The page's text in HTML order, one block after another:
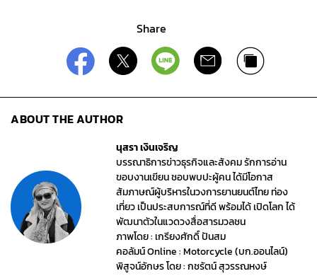
Share
ABOUT THE AUTHOR
นุสรา เงินเจริญ
บรรณาธิการข่าวธุรกิจและสังคม รักการอ่าน
ขอบงานเขียน ชอบพบปะผู้คน ได้มีโอกาส
สัมภาษณ์ผู้บริหารในวงการยานยนต์ไทย ท่อง
เที่ยว เป็นประสบการณ์ที่ดี พร้อมได้ เปิดโลก ได้
พัฒนาตัวในแวดวงสื่อสารมวลชน
ภาพโดย : เกรียงศักดิ์ ปันสม
คอลัมน์ Online : Motorcycle (บก.ออนไลน์)
พิสูจน์อักษร โดย : กชรัตน์ สุวรรณหงษ์